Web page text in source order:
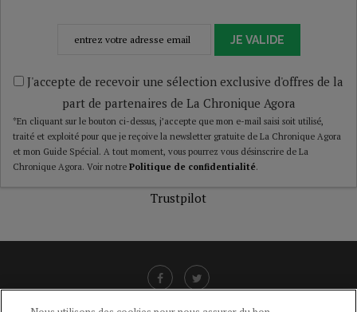
JE VALIDE
J'accepte de recevoir une sélection exclusive d'offres de la
part de partenaires de La Chronique Agora
*En cliquant sur le bouton ci-dessus, j’accepte que mon e-mail saisi soit utilisé,
traité et exploité pour que je reçoive la newsletter gratuite de La Chronique Agora
et mon Guide Spécial. A tout moment, vous pourrez vous désinscrire de La
Chronique Agora. Voir notre Politique de confidentialité.
Trustpilot